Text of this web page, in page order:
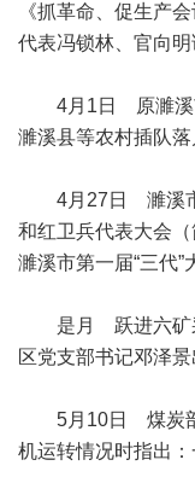
《抓革命、促生产
代表冯锁林、官向明
4月1日 原濉溪市
濉溪县等农村插队落
4月27日 濉溪市
和红卫兵代表大会（
濉溪市第一届“三代”
是月 跃进六矿采
区党支部书记邓泽
5月10日 煤炭部
机运转情况时指出：